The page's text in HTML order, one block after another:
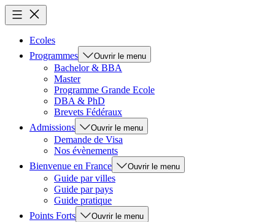
Ecoles
Programmes
Ouvrir le menu
Bachelor & BBA
Master
Programme Grande Ecole
DBA & PhD
Brevets Fédéraux
Admissions
Ouvrir le menu
Demande de Visa
Nos évènements
Bienvenue en France
Ouvrir le menu
Guide par villes
Guide par pays
Guide pratique
Points Forts
Ouvrir le menu